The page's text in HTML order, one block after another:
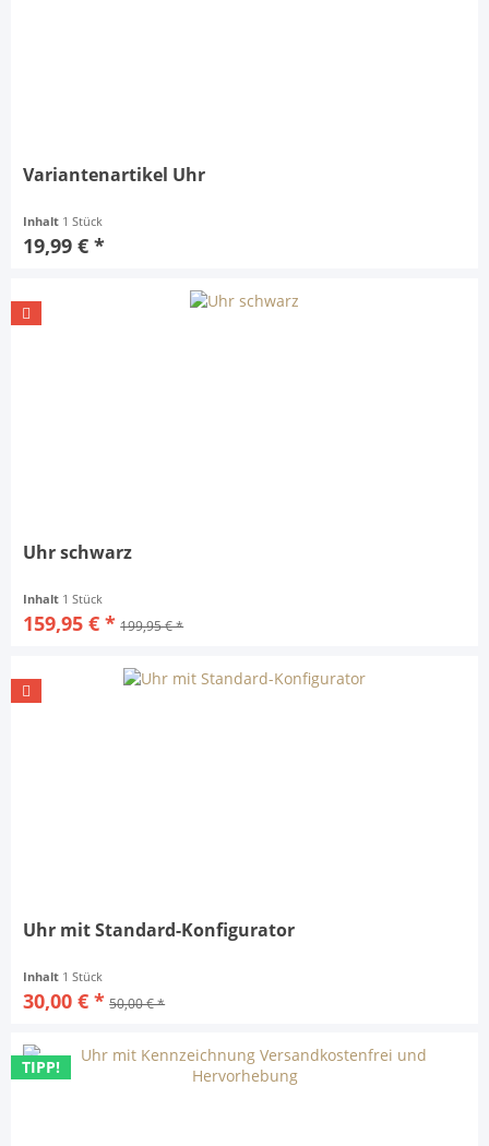
Variantenartikel Uhr
Inhalt 1 Stück
19,99 € *
Uhr schwarz
Inhalt 1 Stück
159,95 € * 199,95 € *
Uhr mit Standard-Konfigurator
Inhalt 1 Stück
30,00 € * 50,00 € *
TIPP!